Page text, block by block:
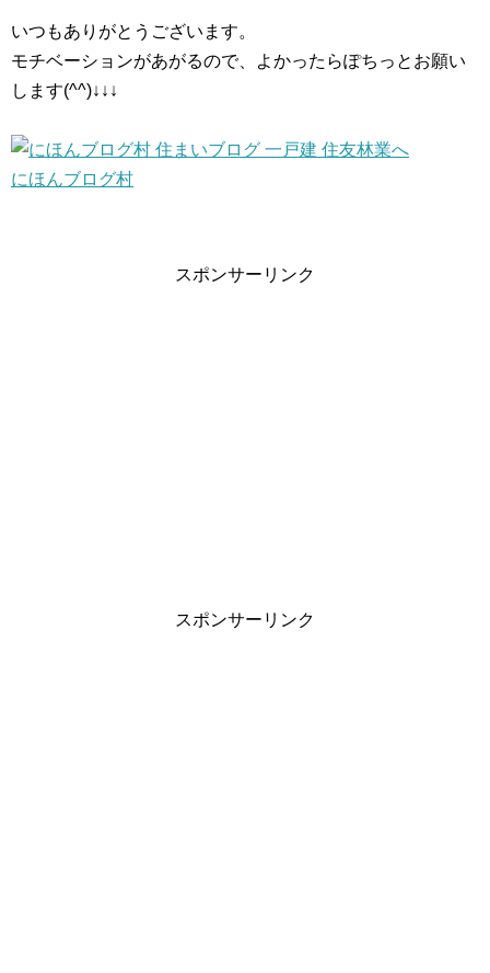
いつもありがとうございます。
モチベーションがあがるので、よかったらぽちっとお願い
します(^^)↓↓↓
にほんブログ村
スポンサーリンク
スポンサーリンク